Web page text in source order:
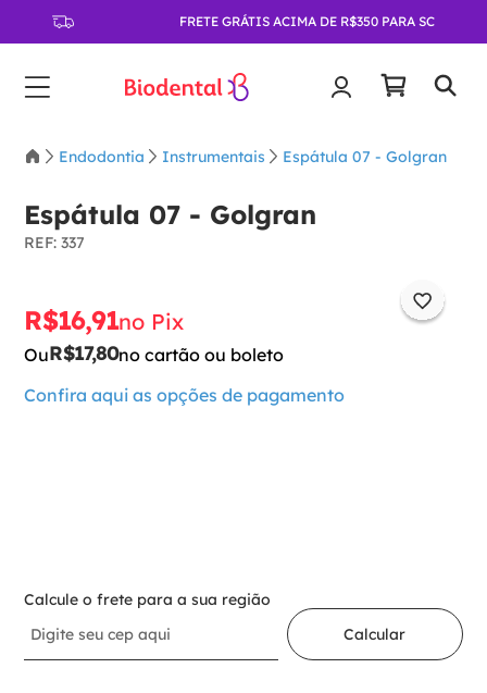
FRETE GRÁTIS ACIMA DE R$350 PARA SC
Endodontia Instrumentais Espátula 07 - Golgran
Espátula 07 - Golgran
:337
R$16,91no Pix
OuR$17,80no cartão ou boleto
Confira aqui as opções de pagamento
Calcule o frete para a sua região
Calcular